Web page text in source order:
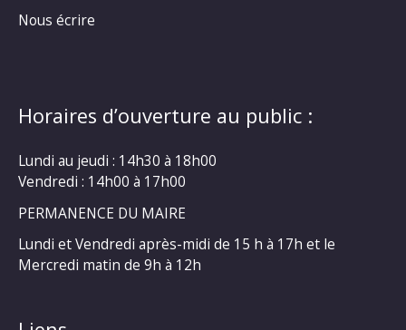
Nous écrire
Horaires d’ouverture au public :
Lundi au jeudi : 14h30 à 18h00
Vendredi : 14h00 à 17h00
PERMANENCE DU MAIRE
Lundi et Vendredi après-midi de 15 h à 17h et le
Mercredi matin de 9h à 12h